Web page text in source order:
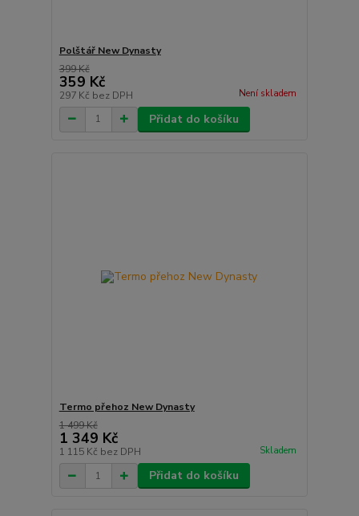
Polštář New Dynasty
399 Kč
359 Kč
297 Kč bez DPH Není skladem
Přidat do košíku
Termo přehoz New Dynasty
1 499 Kč
1 349 Kč
1 115 Kč bez DPH Skladem
Přidat do košíku